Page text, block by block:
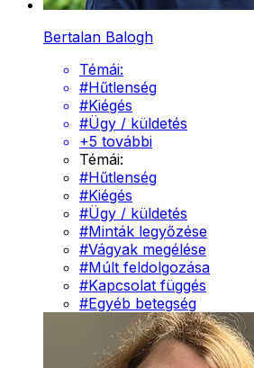
Bertalan Balogh
Témái:
#Hűtlenség
#Kiégés
#Ügy / küldetés
+5 további
Témái:
#Hűtlenség
#Kiégés
#Ügy / küldetés
#Minták legyőzése
#Vágyak megélése
#Múlt feldolgozása
#Kapcsolat függés
#Egyéb betegség